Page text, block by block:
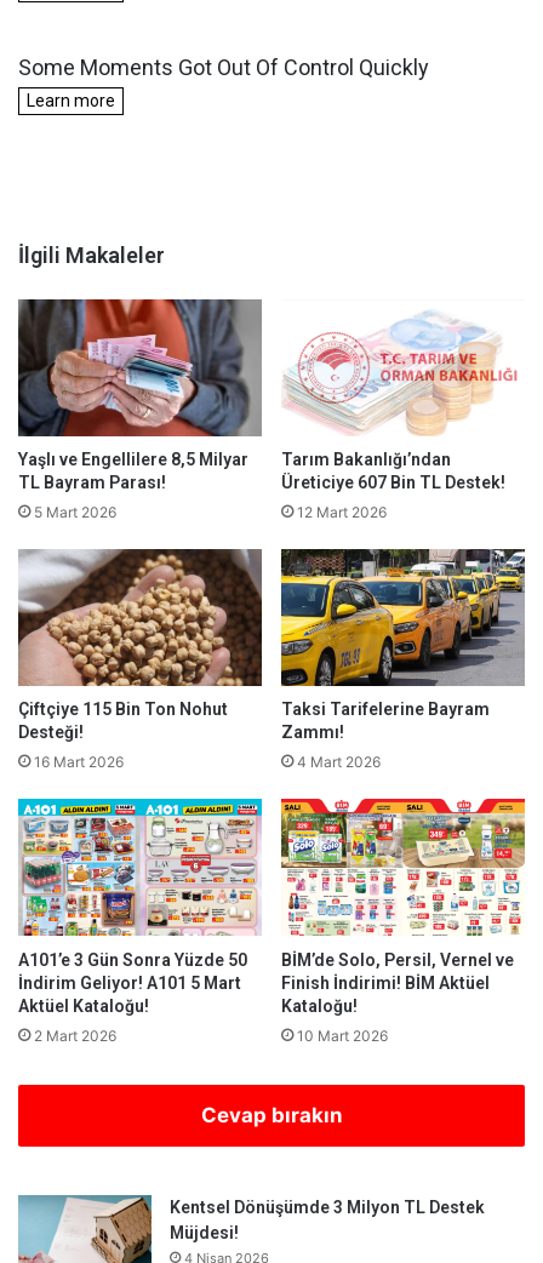
İlgili Makaleler
Yaşlı ve Engellilere 8,5 Milyar
TL Bayram Parası!
5 Mart 2026
Tarım Bakanlığı’ndan
Üreticiye 607 Bin TL Destek!
12 Mart 2026
Çiftçiye 115 Bin Ton Nohut
Desteği!
16 Mart 2026
Taksi Tarifelerine Bayram
Zammı!
4 Mart 2026
A101’e 3 Gün Sonra Yüzde 50
İndirim Geliyor! A101 5 Mart
Aktüel Kataloğu!
2 Mart 2026
BİM’de Solo, Persil, Vernel ve
Finish İndirimi! BİM Aktüel
Kataloğu!
10 Mart 2026
Cevap bırakın
Kentsel Dönüşümde 3 Milyon TL Destek
Müjdesi!
4 Nisan 2026